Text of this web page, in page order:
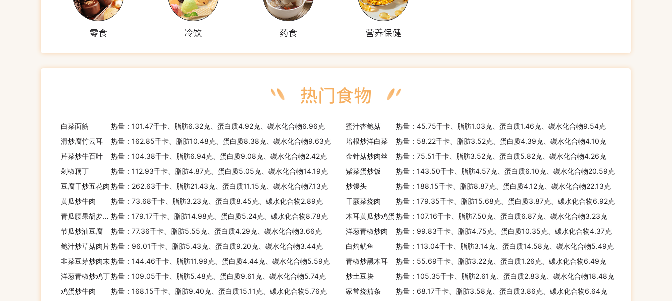
零食 冷饮 药食 营养保健
白菜面筋 热量：101.47千卡、脂肪6.32克、蛋白质4.92克、碳水化合物6.96克 蜜汁杏鲍菇
热量：45.75千卡、脂肪1.03克、蛋白质1.46克、碳水化合物9.54克
滑炒腐竹云耳
热量：162.85千卡、脂肪10.48克、蛋白质8.38克、碳水化合物9.63克 培根炒洋白菜
热量：58.22千卡、脂肪3.52克、蛋白质4.39克、碳水化合物4.10克
芹菜炒牛百叶
热量：104.38千卡、脂肪6.94克、蛋白质9.08克、碳水化合物2.42克 金针菇炒肉丝
热量：75.51千卡、脂肪3.52克、蛋白质5.82克、碳水化合物4.26克
剁椒藕丁
热量：112.93千卡、脂肪4.87克、蛋白质5.05克、碳水化合物14.19克 紫菜蛋炒饭
热量：143.50千卡、脂肪4.57克、蛋白质6.10克、碳水化合物20.59克
豆腐干炒五花肉热量：262.63千卡、脂肪21.43克、蛋白质11.15克、碳水化合物7.13克 炒馒头
热量：188.15千卡、脂肪8.87克、蛋白质4.12克、碳水化合物22.13克
黄瓜炒牛肉
热量：73.68千卡、脂肪3.23克、蛋白质8.45克、碳水化合物2.89克 干蕨菜烧肉
热量：179.35千卡、脂肪15.68克、蛋白质3.87克、碳水化合物6.92克
青瓜腰果胡萝卜凉薯杂炒 热量：179.17千卡、脂肪14.98克、蛋白质5.24克、碳水化合物8.78克 木耳黄瓜炒鸡蛋热量：107.16千卡、脂肪7.50克、蛋白质6.87克、碳水化合物3.23克
节瓜炒油豆腐
热量：77.36千卡、脂肪5.55克、蛋白质4.29克、碳水化合物3.66克 洋葱青椒炒肉
热量：99.83千卡、脂肪4.75克、蛋白质10.35克、碳水化合物4.37克
鲍汁炒草菇肉片热量：96.01千卡、脂肪5.43克、蛋白质9.20克、碳水化合物3.44克 白灼鱿鱼
热量：113.04千卡、脂肪3.14克、蛋白质14.58克、碳水化合物5.49克
韭菜豆芽炒肉末热量：144.46千卡、脂肪11.99克、蛋白质4.44克、碳水化合物5.59克 青椒炒黑木耳
热量：55.69千卡、脂肪3.22克、蛋白质1.26克、碳水化合物6.49克
洋葱青椒炒鸡丁热量：109.05千卡、脂肪5.48克、蛋白质9.61克、碳水化合物5.74克 炒土豆块
热量：105.35千卡、脂肪2.61克、蛋白质2.83克、碳水化合物18.48克
鸡蛋炒牛肉
热量：168.15千卡、脂肪9.40克、蛋白质15.11克、碳水化合物5.76克 家常烧茄条
热量：68.17千卡、脂肪3.58克、蛋白质3.86克、碳水化合物6.64克